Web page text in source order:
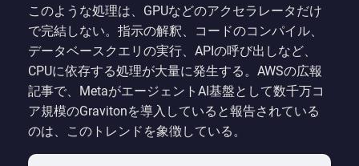
このような処理は、GPUなどのアクセラレータだけ
で完結しない。指示の解釈、コードのコンパイル、
データベースクエリの実行、APIの呼び出しなど、
CPUに依存する処理が大量に発生する。AWSの広報
記事で、MetaがエージェントAI基盤として数千万コ
ア規模のGravitonを導入していると報告されている
のは、このトレンドを象徴している。